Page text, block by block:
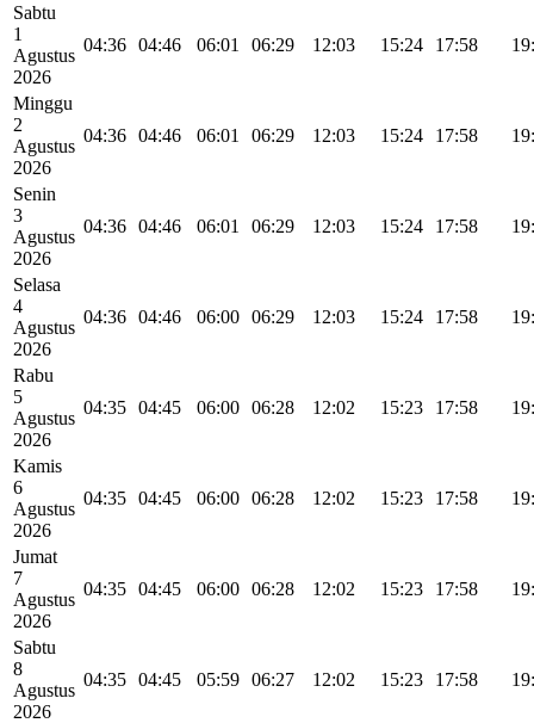
Sabtu
1
Agustus
2026
04:36 04:46 06:01 06:29 12:03 15:24 17:58
Minggu
2
Agustus
2026
04:36 04:46 06:01 06:29 12:03 15:24 17:58
Senin
3
Agustus
2026
04:36 04:46 06:01 06:29 12:03 15:24 17:58
Selasa
4
Agustus
2026
04:36 04:46 06:00 06:29 12:03 15:24 17:58
Rabu
5
Agustus
2026
04:35 04:45 06:00 06:28 12:02 15:23 17:58
Kamis
6
Agustus
2026
04:35 04:45 06:00 06:28 12:02 15:23 17:58
Jumat
7
Agustus
2026
04:35 04:45 06:00 06:28 12:02 15:23 17:58
Sabtu
8
Agustus
2026
04:35 04:45 05:59 06:27 12:02 15:23 17:58